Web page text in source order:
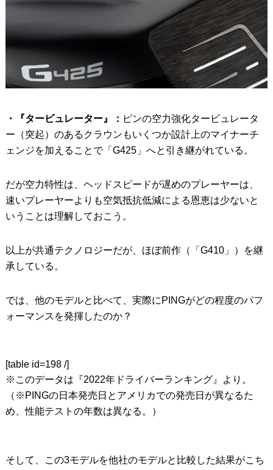
・『タービュレーター』： ピンの空力強化タービュレータ
ー（突起）のあるクラウンもいくつか設計上のマイナーチ
ェンジを加えることで「G425」へと引き継がれている。
だが空力特性は、ヘッドスピードが遅めのプレーヤーは、
速いプレーヤーよりも空気抵抗低減による恩恵は少ないと
いうことは理解しておこう。
以上が共通テクノロジーだが、ほぼ前作（「G410」）を継
承している。
では、他のモデルと比べて、実際にPINGがどの程度のパフ
ォーマンスを発揮したのか？
[table id=198 /]
※このデータは『2022年ドライバーランキング』より。
（※PINGの日本発売日とアメリカでの発売日が異なるた
め、性能テストの年数は異なる。）
そして、この3モデルを他社のモデルと比較した結果がこち